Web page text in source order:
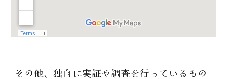
その他、独自に実証や調査を行っているもの